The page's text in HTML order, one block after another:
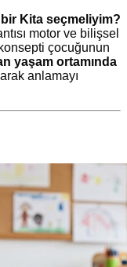
Kita seçmeliyim?
motor ve bilişsel
çocuğunun
yaşam ortamında
anlamayı